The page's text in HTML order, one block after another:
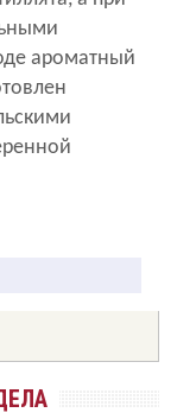
ароматный